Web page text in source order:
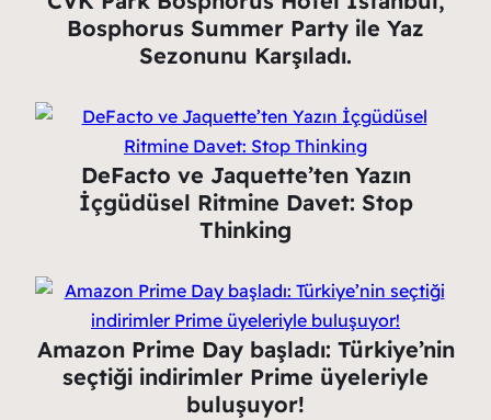
Bosphorus Summer Party ile Yaz
Sezonunu Karşıladı.
DeFacto ve Jaquette’ten Yazın
İçgüdüsel Ritmine Davet: Stop
Thinking
Amazon Prime Day başladı: Türkiye’nin
seçtiği indirimler Prime üyeleriyle
buluşuyor!